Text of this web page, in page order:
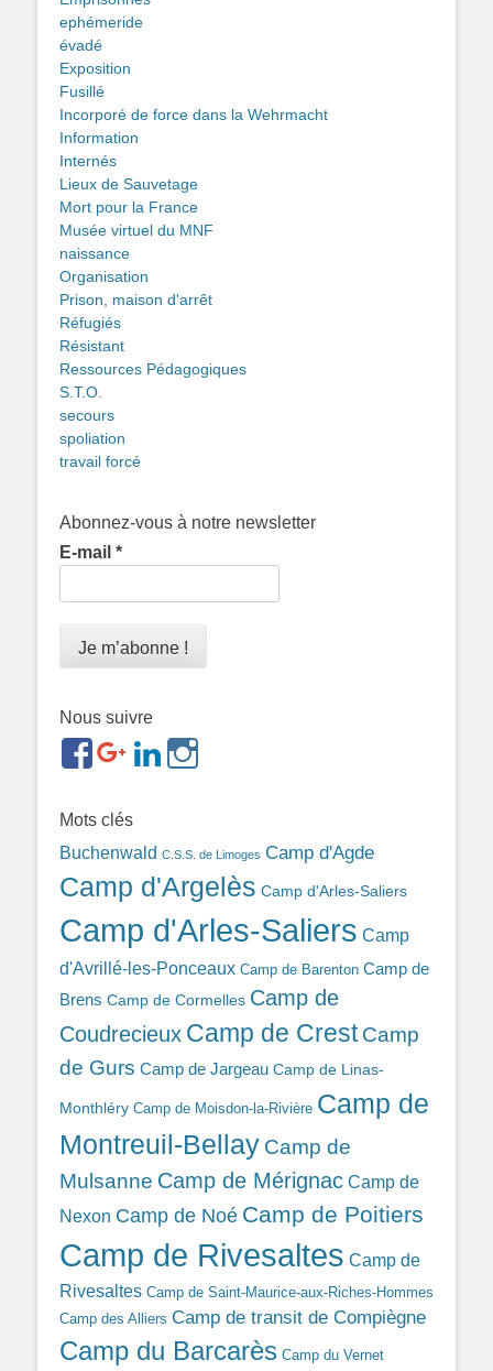
ephémeride
évadé
Exposition
Fusillé
Incorporé de force dans la Wehrmacht
Information
Internés
Lieux de Sauvetage
Mort pour la France
Musée virtuel du MNF
naissance
Organisation
Prison, maison d'arrêt
Réfugiés
Résistant
Ressources Pédagogiques
S.T.O.
secours
spoliation
travail forcé
Abonnez-vous à notre newsletter
E-mail *
Nous suivre
https://www.facebook.com/groups/
ref=br_rs
https://plus.google.com/b/
https://www.linkedin.com/in/gigi-
bonin-
Mots clés
Buchenwald C.S.S. de Limoges Camp d'Agde
Camp d'Argelès Camp d'Arles-Saliers
Camp d'Arles-Saliers Camp
d'Avrillé-les-Ponceaux Camp de Barenton Camp de
Brens Camp de Cormelles Camp de
Coudrecieux Camp de Crest Camp
de Gurs Camp de Jargeau Camp de Linas-
Monthléry Camp de Moisdon-la-Rivière Camp de
Montreuil-Bellay Camp de
Mulsanne Camp de Mérignac Camp de
Nexon Camp de Noé Camp de Poitiers
Camp de Rivesaltes Camp de
Rivesaltes Camp de Saint-Maurice-aux-Riches-Hommes
Camp des Alliers Camp de transit de Compiègne
Camp du Barcarès Camp du Vernet